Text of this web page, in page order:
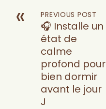
« PREVIOUS POST
🎧 Installe un
état de
calme
profond pour
bien dormir
avant le jour
J